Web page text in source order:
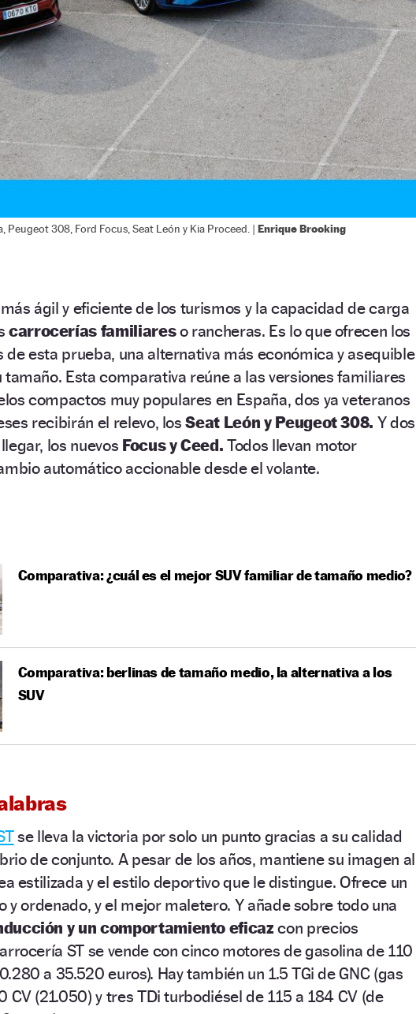
Peugeot 308, Ford Focus, Seat León y Kia Proceed. | Enrique Brooking
ágil y eficiente de los turismos y la capacidad de carga
carrocerías familiareso rancheras. Es lo que ofrecen los
de esta prueba, una alternativa más económica y asequible
tamaño. Esta comparativa reúne a las versiones familiares
compactos muy populares en España, dos ya veteranos
recibirán el relevo, losSeat León y Peugeot 308. Y dos
los nuevos Focus y Ceed. Todos llevan motor
automático accionable desde el volante.
Comparativa: ¿cuál es el mejor SUV familiar de tamaño medio?
Comparativa: berlinas de tamaño medio, la alternativa a los
SUV
se lleva la victoria por solo un punto gracias a su calidad
de conjunto. A pesar de los años, mantiene su imagen al
estilizada y el estilo deportivo que le distingue. Ofrece un
y ordenado, y el mejor maletero. Y añade sobre todo una
y un comportamiento eficaz con precios
ST se vende con cinco motores de gasolina de 110
a 35.520 euros). Hay también un 1.5 TGi de GNC (gas
CV (21.050) y tres TDi turbodiésel de 115 a 184 CV (de